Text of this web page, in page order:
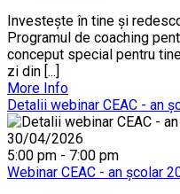
Investește în tine și
Programul de coaching
conceput special pentru
zi din [...]
More Info
Detalii webinar CEAC - an
30/04/2026
5:00 pm - 7:00 pm
Webinar CEAC - an școlar